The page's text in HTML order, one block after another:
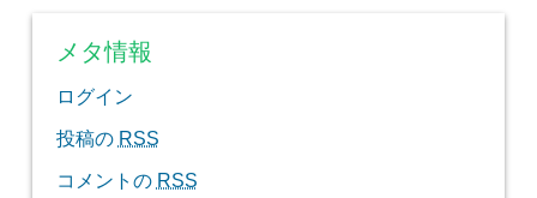
メタ情報
ログイン
投稿の RSS
コメントの RSS